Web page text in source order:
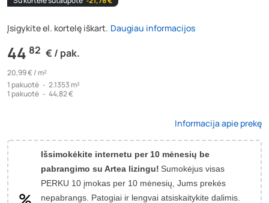
Įsigykite el. kortelę iškart. Daugiau informacijos
44 82 € / pak.
20,99 € / m²
1 pakuotė ‐ 2.1353 m²
1 pakuotė ‐ 44,82 €
Informacija apie prekę
Išsimokėkite internetu per 10 mėnesių be
pabrangimo su Artea lizingu! Sumokėjus visas
PERKU 10 įmokas per 10 mėnesių, Jums prekės
nepabrangs. Patogiai ir lengvai atsiskaitykite dalimis.